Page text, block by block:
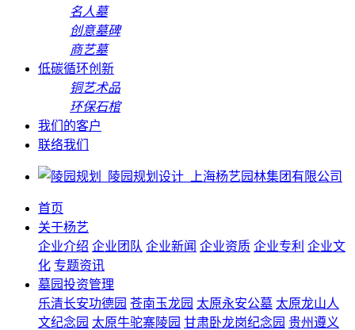
名人墓
创意墓碑
商艺墓
低碳循环创新
铜艺术品
环保石棺
我们的客户
联络我们
首页
关于杨艺
企业介绍 企业团队 企业新闻 企业资质 企业专利 企业文
化 专题资讯
墓园投资管理
乐清长安功德园 苍南玉龙园 太原永安公墓 太原龙山人
文纪念园 太原牛驼寨陵园 甘肃卧龙岗纪念园 贵州遵义